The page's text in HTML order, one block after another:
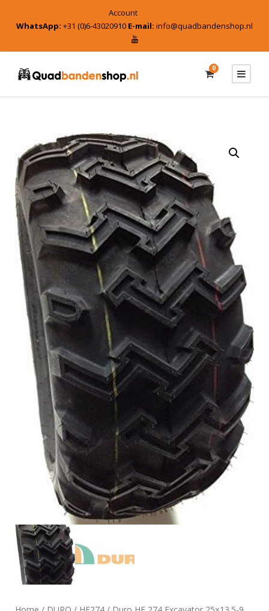
Account
WhatsApp: +31 (0)6-43020910 E-mail: info@quadbandenshop.nl
0